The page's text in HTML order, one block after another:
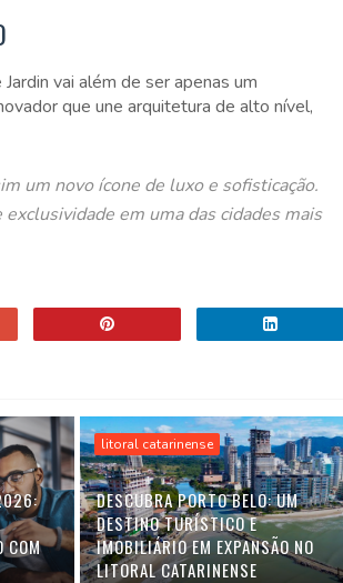
vai além de ser apenas um
que une arquitetura de alto nível,
um novo ícone de luxo e sofisticação.
em uma das cidades mais
COM
litoral catarinense
DESCUBRA PORTO BELO: UM
DESTINO TURÍSTICO E
IMOBILIÁRIO EM EXPANSÃO NO
LITORAL CATARINENSE